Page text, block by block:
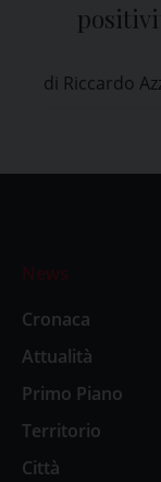
di Riccardo
News
Cronaca
Attualità
Primo Piano
Territorio
Città